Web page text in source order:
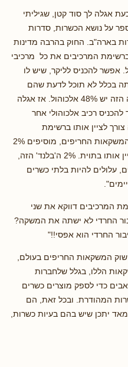
אגלה לך סוד קטן, שגיליתי
על נושא הכשרות, סדרות
בארה"ב. החוק בהרבה מדינות
המרכיבים את כל מרכיבי
להכניס לליקר, שיש לו
בכלל לא תוכל לדעת שהם
נמצאים בליקר. הנה, הזכרת שבמשקה הזה יש 48% אלכוהול. אז אגלה
רכיב אלכוהולי אחר
מבלי שיהיה צורך לציין אותו ברשימת
המרכיבים. רבים, רבים מאד, מיצרני המשקאות החריפים, מוסיפים 2%
נוספים במשקה, והם אינם חייבים לציין אותו בתוית. 2% ה'בלנד' הזה,
עלולים להיות בלתי כשרים
המרכיבים דווקא את שני
החרדי לא ישתה את המשקה?
החרדי הוא אפסי!!"
המשקאות החריפים בעולם,
הללו, בגלל שלחברות
כדי לספק מוצרים כשרים
המהודרת. ובכל זאת, הם
יתכן שיש בהם בעיות כשרות,